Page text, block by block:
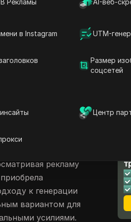
Рекламы AI-веб-
в Instagram UTM-
Размер
соцсетей
Центр
рекламу
к генерации
вариантом для
усилиями.